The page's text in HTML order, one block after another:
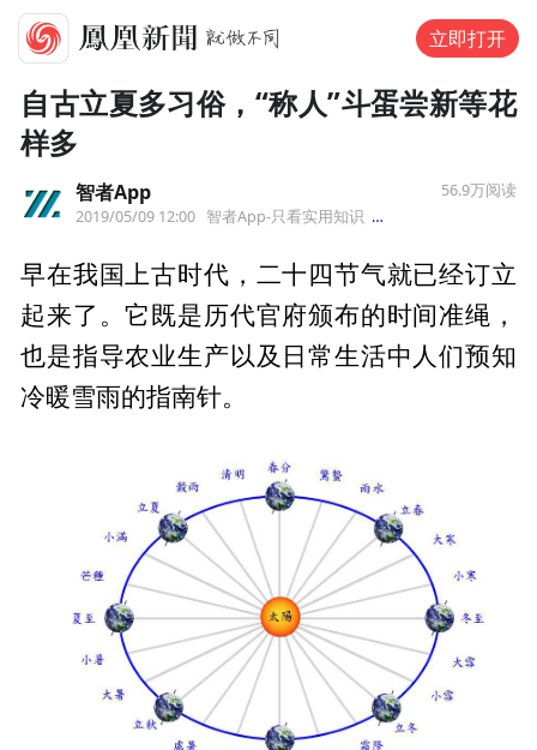
立即打开
自古立夏多习俗，“称人”斗蛋尝新等花
样多
智者App
2019/05/09 12:00 智者App-只看实用知识 来自广东省
56.9万阅读
早在我国上古时代，二十四节气就已经订立
起来了。它既是历代官府颁布的时间准绳，
也是指导农业生产以及日常生活中人们预知
冷暖雪雨的指南针。